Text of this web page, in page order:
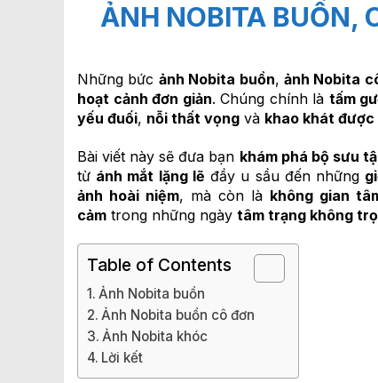
ẢNH NOBITA BUỒN,
Những bức ảnh Nobita buồn, ảnh Nobita
hoạt cảnh đơn giản. Chúng chính là tấm
yếu đuối, nỗi thất vọng và khao khát được
Bài viết này sẽ đưa bạn khám phá bộ sưu
từ ánh mắt lặng lẽ đầy u sầu đến những
ảnh hoài niệm, mà còn là không gian
cảm trong những ngày tâm trạng không
Table of Contents
Ảnh Nobita buồn
Ảnh Nobita buồn cô đơn
Ảnh Nobita khóc
Lời kết